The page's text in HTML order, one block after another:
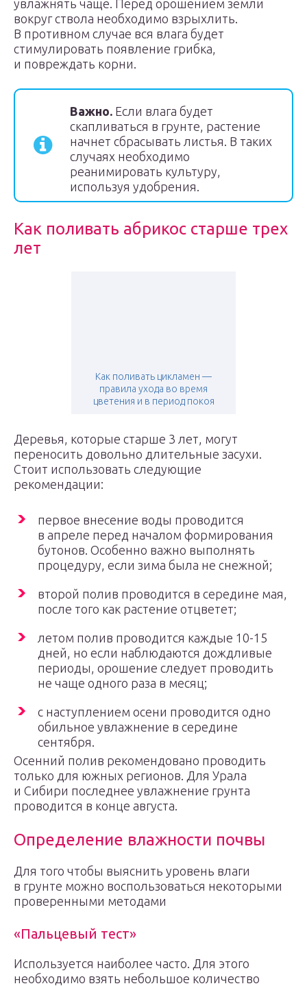
увлажнять чаще. Перед орошением земли
вокруг ствола необходимо взрыхлить.
В противном случае вся влага будет
стимулировать появление грибка,
и повреждать корни.
Важно. Если влага будет
скапливаться в грунте, растение
начнет сбрасывать листья. В таких
случаях необходимо
реанимировать культуру,
используя удобрения.
Как поливать абрикос старше трех
лет
Как поливать цикламен —
правила ухода во время
цветения и в период покоя
Деревья, которые старше 3 лет, могут
переносить довольно длительные засухи.
Стоит использовать следующие
рекомендации:
первое внесение воды проводится
в апреле перед началом формирования
бутонов. Особенно важно выполнять
процедуру, если зима была не снежной;
второй полив проводится в середине мая,
после того как растение отцветет;
летом полив проводится каждые 10-15
дней, но если наблюдаются дождливые
периоды, орошение следует проводить
не чаще одного раза в месяц;
с наступлением осени проводится одно
обильное увлажнение в середине
сентября.
Осенний полив рекомендовано проводить
только для южных регионов. Для Урала
и Сибири последнее увлажнение грунта
проводится в конце августа.
Определение влажности почвы
Для того чтобы выяснить уровень влаги
в грунте можно воспользоваться некоторыми
проверенными методами
«Пальцевый тест»
Используется наиболее часто. Для этого
необходимо взять небольшое количество